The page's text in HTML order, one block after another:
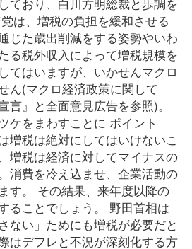
は、増税の負担を緩和させる
じた歳出削減をする姿勢やいわ
る税外収入によって増税規模を
てはいますが、いかせんマクロ
ん(マクロ経済政策に関して
言』と全面意見広告を参照)。
ケをまわすことに ポイント
増税は絶対にしてはいけないこ
増税は経済に対してマイナスの
消費を冷え込ませ、企業活動の
す。 その結果、来年度以降の
ることでしょう。 野田首相は
ない」ためにも増税が必要だと
はデフレと不況が深刻化する方